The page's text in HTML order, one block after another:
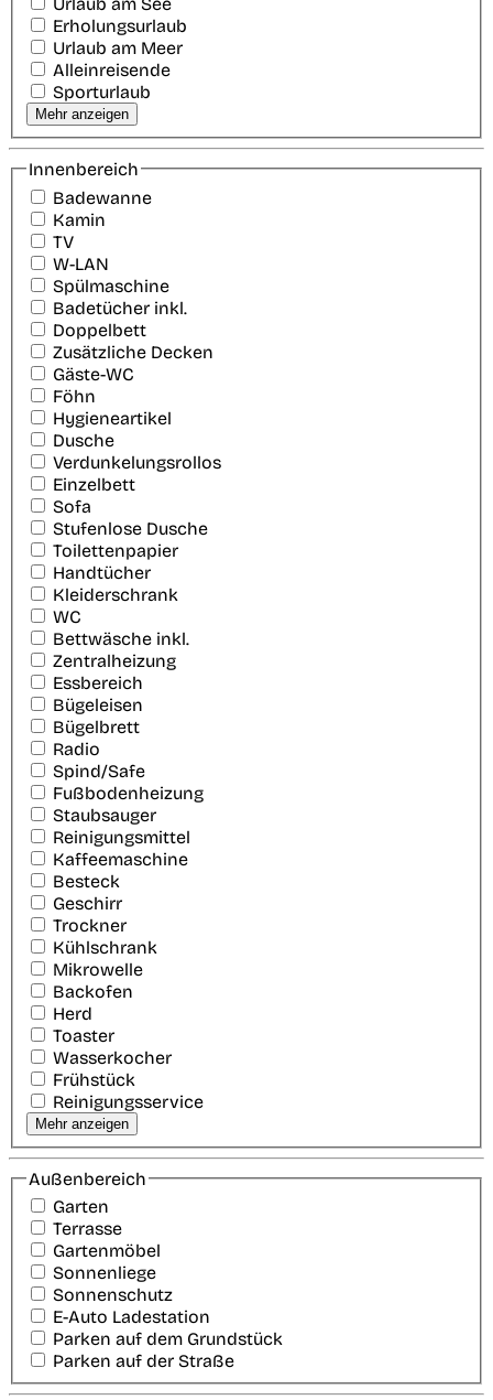
Erholungsurlaub
Urlaub am Meer
Alleinreisende
Sporturlaub
Mehr anzeigen
Innenbereich
Badewanne
Kamin
TV
W-LAN
Spülmaschine
Badetücher inkl.
Doppelbett
Zusätzliche Decken
Gäste-WC
Föhn
Hygieneartikel
Dusche
Verdunkelungsrollos
Einzelbett
Sofa
Stufenlose Dusche
Toilettenpapier
Handtücher
Kleiderschrank
WC
Bettwäsche inkl.
Zentralheizung
Essbereich
Bügeleisen
Bügelbrett
Radio
Spind/Safe
Fußbodenheizung
Staubsauger
Reinigungsmittel
Kaffeemaschine
Besteck
Geschirr
Trockner
Kühlschrank
Mikrowelle
Backofen
Herd
Toaster
Wasserkocher
Frühstück
Reinigungsservice
Mehr anzeigen
Außenbereich
Garten
Terrasse
Gartenmöbel
Sonnenliege
Sonnenschutz
E-Auto Ladestation
Parken auf dem Grundstück
Parken auf der Straße